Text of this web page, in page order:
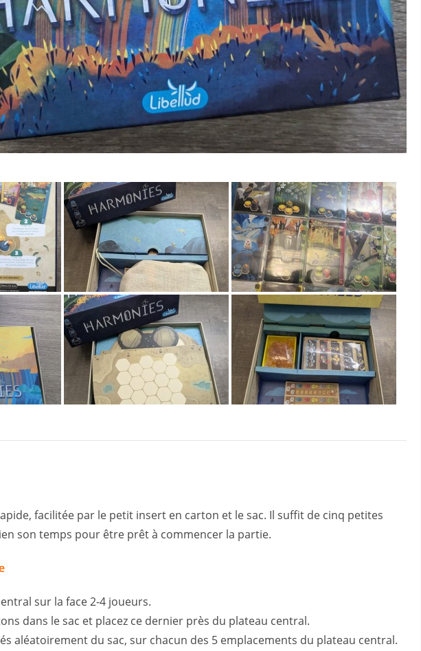
facilitée par le petit insert en carton et le sac. Il suffit de cinq petites
son temps pour être prêt à commencer la partie.
sur la face 2-4 joueurs.
dans le sac et placez ce dernier près du plateau central.
aléatoirement du sac, sur chacun des 5 emplacements du plateau central.